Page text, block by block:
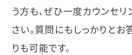
う方も、ぜひ一度カウンセリ
さい。質問にもしっかりとお
りも可能です。